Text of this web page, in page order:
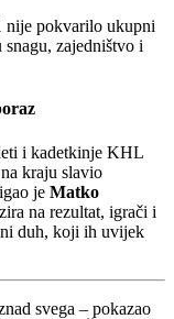
nije pokvarilo ukupni
zajedništvo i
i kadetkinje KHL
kraju slavio
je Matko
na rezultat, igrači i
duh, koji ih uvijek
svega – pokazao